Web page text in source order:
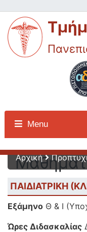
Menu
Αρχική
ΠΑΙΔΙΑΤΡΙΚΗ
Εξάμηνο Θ & Ι
Ώρες Διδασκαλίας